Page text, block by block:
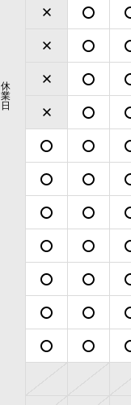
休
業
日